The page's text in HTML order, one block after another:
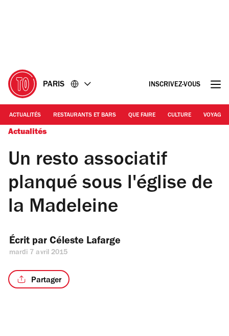
PARIS INSCRIVEZ-VOUS
ACTUALITÉS RESTAURANTS ET BARS QUE FAIRE CULTURE VOYAGE
Actualités
Un resto associatif
planqué sous l'église de
la Madeleine
Écrit par Céleste Lafarge
mardi 7 avril 2015
Partager